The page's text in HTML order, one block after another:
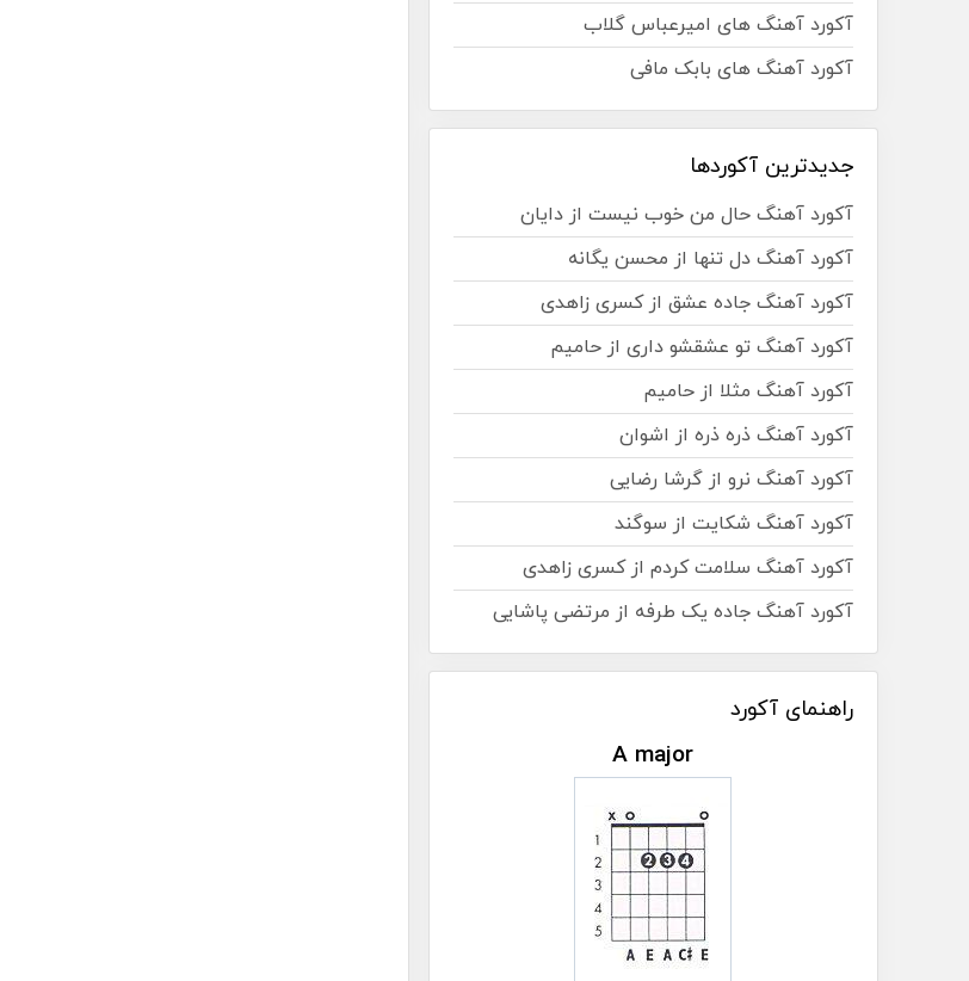
آکورد آهنگ های امیرعباس گلاب
آکورد آهنگ های بابک مافی
جدیدترین آکوردها
آکورد آهنگ حال من خوب نیست از دایان
آکورد آهنگ دل تنها از محسن یگانه
آکورد آهنگ جاده عشق از کسری زاهدی
آکورد آهنگ تو عشقشو داری از حامیم
آکورد آهنگ مثلا از حامیم
آکورد آهنگ ذره ذره از اشوان
آکورد آهنگ نرو از گرشا رضایی
آکورد آهنگ شکایت از سوگند
آکورد آهنگ سلامت کردم از کسری زاهدی
آکورد آهنگ جاده یک طرفه از مرتضی پاشایی
راهنمای آکورد
A major